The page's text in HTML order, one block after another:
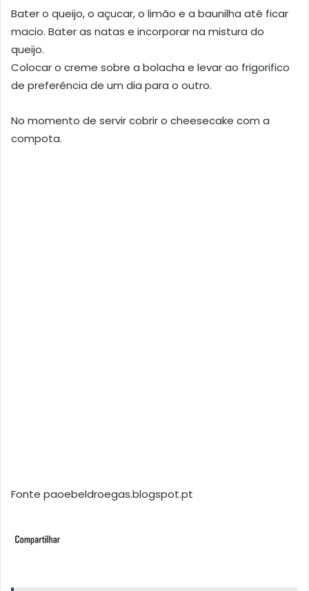
Bater o queijo, o açucar, o limão e a baunilha até ficar
macio. Bater as natas e incorporar na mistura do
queijo.
Colocar o creme sobre a bolacha e levar ao frigorifico
de preferência de um dia para o outro.
No momento de servir cobrir o cheesecake com a
compota.
Fonte paoebeldroegas.blogspot.pt